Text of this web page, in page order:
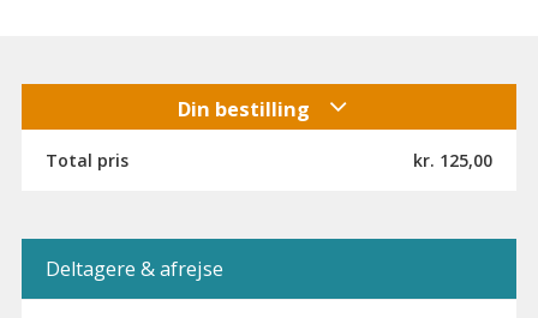
Deltagere & afrejse
Din bestilling
Total pris kr. 125,00